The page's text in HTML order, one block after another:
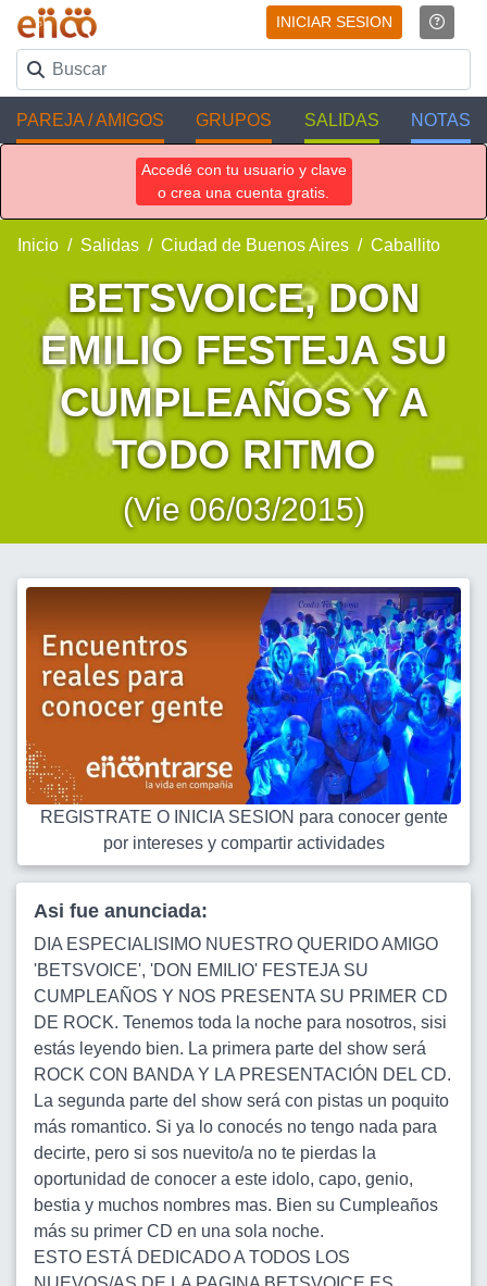
INICIAR SESION
PAREJA / AMIGOS GRUPOS SALIDAS NOTAS
Accedé con tu usuario y clave
o crea una cuenta gratis.
Inicio Salidas Ciudad de Buenos Aires Caballito
BETSVOICE, DON
EMILIO FESTEJA SU
CUMPLEAÑOS Y A
TODO RITMO
(Vie 06/03/2015)
REGISTRATE O INICIA SESION para conocer gente
por intereses y compartir actividades
Asi fue anunciada:
DIA ESPECIALISIMO NUESTRO QUERIDO AMIGO
'BETSVOICE', 'DON EMILIO' FESTEJA SU
CUMPLEAÑOS Y NOS PRESENTA SU PRIMER CD
DE ROCK. Tenemos toda la noche para nosotros, sisi
estás leyendo bien. La primera parte del show será
ROCK CON BANDA Y LA PRESENTACIÓN DEL CD.
La segunda parte del show será con pistas un poquito
más romantico. Si ya lo conocés no tengo nada para
decirte, pero si sos nuevito/a no te pierdas la
oportunidad de conocer a este idolo, capo, genio,
bestia y muchos nombres mas. Bien su Cumpleaños
más su primer CD en una sola noche.
ESTO ESTÁ DEDICADO A TODOS LOS